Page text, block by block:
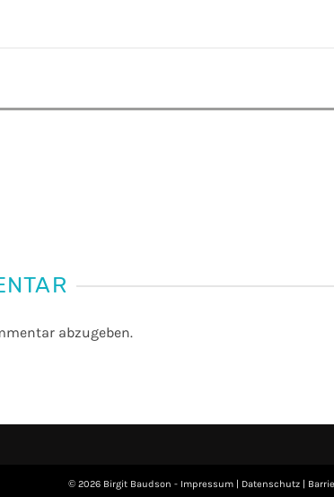
abzugeben.
© 2026 Birgit Baudson - Impressum| Datenschutz|